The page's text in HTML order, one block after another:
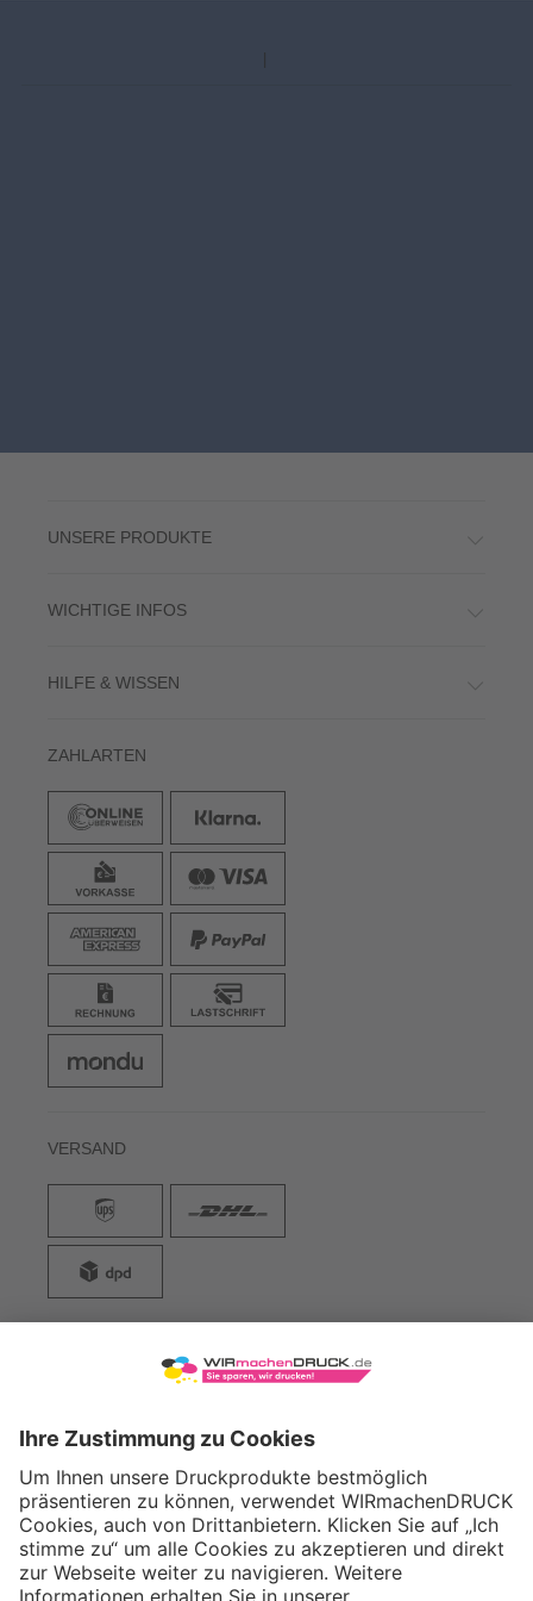
UNSERE PRODUKTE
WICHTIGE INFOS
HILFE & WISSEN
ZAHLARTEN
VERSAND
WIRmachenDRUCK GmbH
71522 Backnang
Tel.: +49 (0) 711 995 982 - 20
Fax: +49 (0) 711 995 982 - 21
SOCIAL MEDIA